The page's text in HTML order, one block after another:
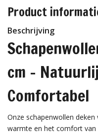
Product
Beschrijving
cm –
Comfortabel
Onze schapenwollen deken
warmte en het comfort van